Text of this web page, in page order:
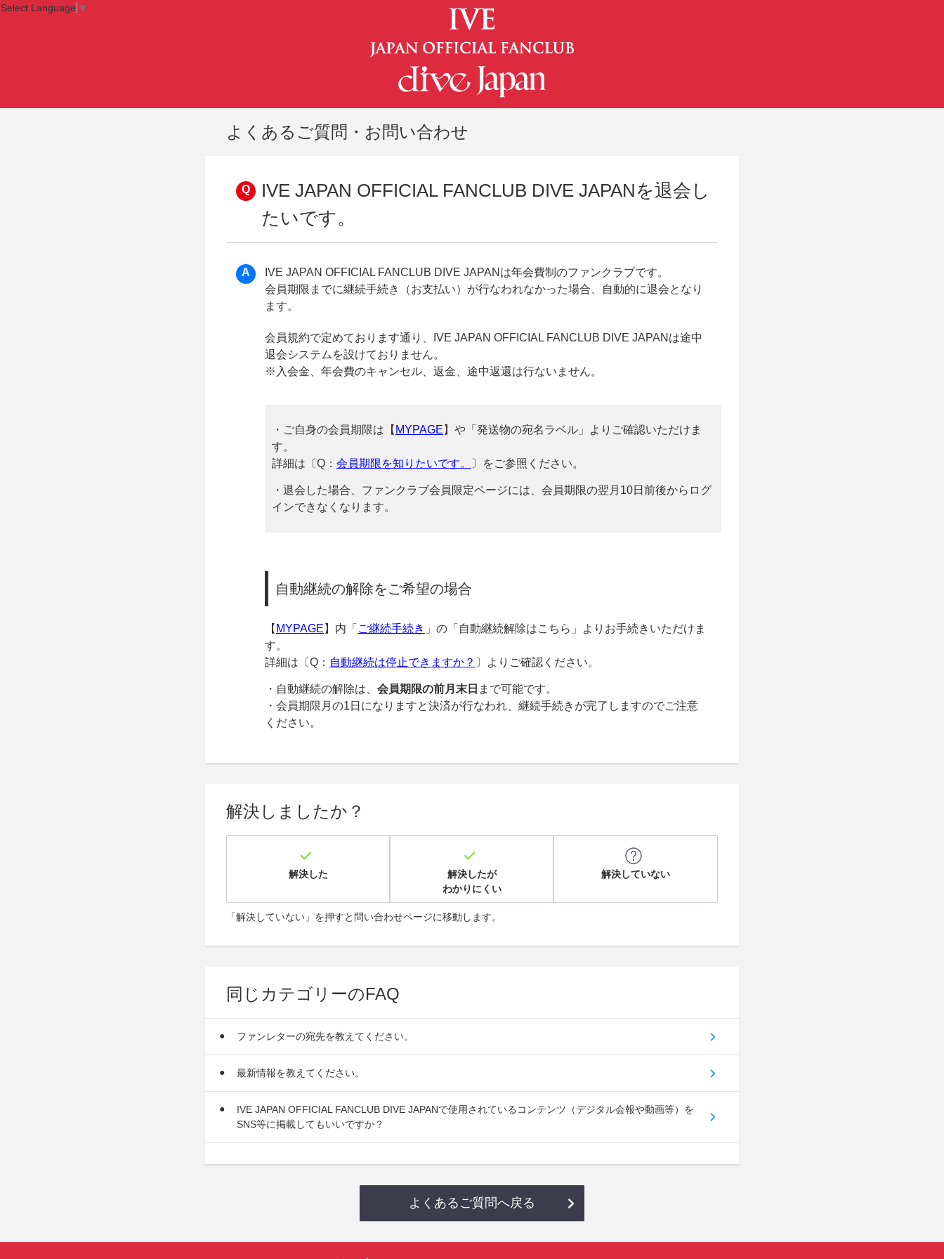
よくあるご質問・お問い合わせ
IVE JAPAN OFFICIAL FANCLUB DIVE JAPANを退会し
たいです。
IVE JAPAN OFFICIAL FANCLUB DIVE JAPANは年会費制のファンクラブです。
会員期限までに継続手続き（お支払い）が行なわれなかった場合、自動的に退会となり
ます。
会員規約で定めております通り、IVE JAPAN OFFICIAL FANCLUB DIVE JAPANは途中
退会システムを設けておりません。
※入会金、年会費のキャンセル、返金、途中返還は行ないません。
・ご自身の会員期限は【 MYPAGE 】や「発送物の宛名ラベル」よりご確認いただけま
す。
詳細は〔Q： 会員期限を知りたいです。 〕をご参照ください。
・退会した場合、ファンクラブ会員限定ページには、会員期限の翌月10日前後からログ
インできなくなります。
自動継続の解除をご希望の場合
【 MYPAGE 】内「 ご継続手続き 」の「自動継続解除はこちら」よりお手続きいただけま
す。
詳細は〔Q： 自動継続は停止できますか？ 〕よりご確認ください。
・自動継続の解除は、 会員期限の前月末日 まで可能です。
・会員期限月の1日になりますと決済が行なわれ、継続手続きが完了しますのでご注意
ください。
解決しましたか？
解決した
解決したが
わかりにくい
解決していない
「解決していない」を押すと問い合わせページに移動します。
同じカテゴリーのFAQ
ファンレターの宛先を教えてください。
最新情報を教えてください。
IVE JAPAN OFFICIAL FANCLUB DIVE JAPANで使用されているコンテンツ（デジタル会報や動画等）を
SNS等に掲載してもいいですか？
よくあるご質問へ戻る
Select Language ▼